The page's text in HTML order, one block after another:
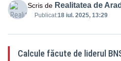
Scris de Realitatea de Arad
Publicat:18 iul. 2025, 13:29
Calcule făcute de liderul